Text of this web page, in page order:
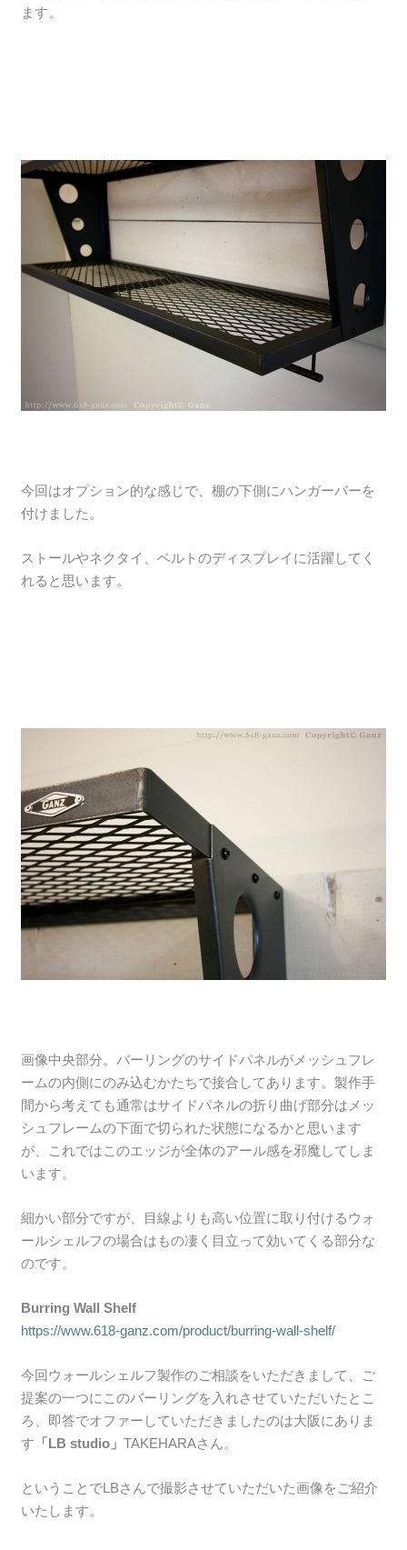
ます。
今回はオプション的な感じで、棚の下側にハンガーバーを
付けました。
ストールやネクタイ、ベルトのディスプレイに活躍してく
れると思います。
画像中央部分。バーリングのサイドパネルがメッシュフレ
ームの内側にのみ込むかたちで接合してあります。製作手
間から考えても通常はサイドパネルの折り曲げ部分はメッ
シュフレームの下面で切られた状態になるかと思います
が、これではこのエッジが全体のアール感を邪魔してしま
います。
細かい部分ですが、目線よりも高い位置に取り付けるウォ
ールシェルフの場合はもの凄く目立って効いてくる部分な
のです。
Burring Wall Shelf
https://www.618-ganz.com/product/burring-wall-shelf/
今回ウォールシェルフ製作のご相談をいただきまして、ご
提案の一つにこのバーリングを入れさせていただいたとこ
ろ、即答でオファーしていただきましたのは大阪にありま
す 「LB studio」TAKEHARAさん。
ということでLBさんで撮影させていただいた画像をご紹介
いたします。